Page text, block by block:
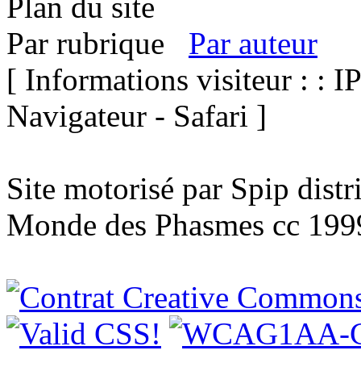
Par rubrique
Par auteur
[ Informations visiteur : :
Navigateur - Safari ]
Site motorisé par Spip
Monde des Phasmes cc